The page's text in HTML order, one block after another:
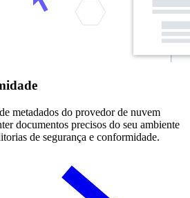
metadados do provedor de nuvem
documentos precisos do seu ambiente
de segurança e conformidade.